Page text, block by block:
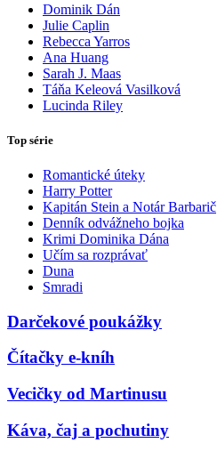
Dominik Dán
Julie Caplin
Rebecca Yarros
Ana Huang
Sarah J. Maas
Táňa Keleová Vasilková
Lucinda Riley
Top série
Romantické úteky
Harry Potter
Kapitán Stein a Notár Barbarič
Denník odvážneho bojka
Krimi Dominika Dána
Učím sa rozprávať
Duna
Smradi
Darčekové poukážky
Čítačky e-kníh
Vecičky od Martinusu
Káva, čaj a pochutiny